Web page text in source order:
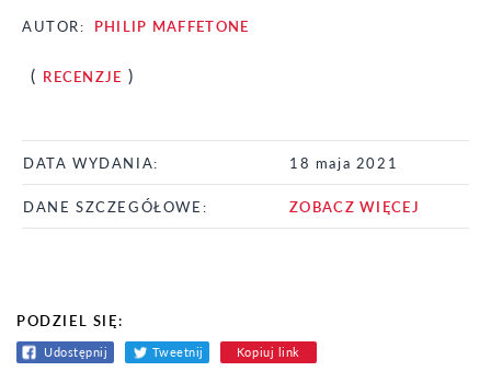
AUTOR: PHILIP MAFFETONE
( RECENZJE )
DATA WYDANIA: 18 maja 2021
DANE SZCZEGÓŁOWE: ZOBACZ WIĘCEJ
PODZIEL SIĘ:
Udostępnij Tweetnij Kopiuj link